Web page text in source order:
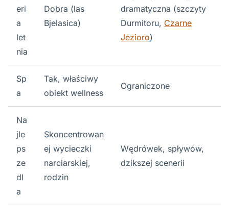
eri
a
let
nia
Dobra (las
Bjelasica)
dramatyczna (szczyty
Durmitoru, Czarne
Jezioro)
Sp
a
Tak, właściwy
obiekt wellness
Ograniczone
Na
jle
ps
ze
dl
a
Skoncentrowan
ej wycieczki
narciarskiej,
rodzin
Wędrówek, spływów,
dzikszej scenerii